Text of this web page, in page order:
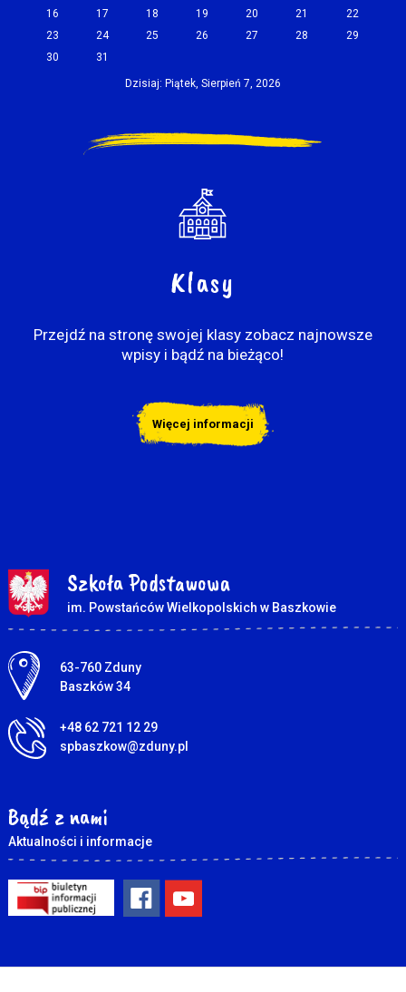
16
17 18 19 20 21
22
23
24 25 26 27 28
29
30
31
Dzisiaj: Piątek, Sierpień 7, 2026
Klasy
Przejdź na stronę swojej klasy zobacz najnowsze
wpisy i bądź na bieżąco!
Więcej informacji
Szkoła Podstawowa
im. Powstańców Wielkopolskich w Baszkowie
Adres pocztowy:
63-760 Zduny
Baszków 34
+48 62 721 12 29
spbaszkow@zduny.pl
Bądź z nami
Aktualności i informacje